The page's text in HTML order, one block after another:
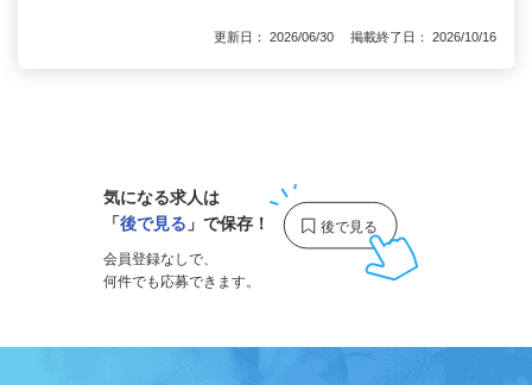
更新日： 2026/06/30 掲載終了日： 2026/10/16
気になる求人は
「後で見る 」で保存！
会員登録なしで、
何件でも応募できます。